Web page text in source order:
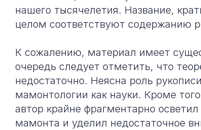
нашего тысячелетия. Название,
целом соответствуют содержанию
К сожалению, материал имеет
очередь следует отметить, что
недостаточно. Неясна роль
мамонтологии как науки. Кроме
автор крайне фрагментарно
мамонта и уделил недостаточное